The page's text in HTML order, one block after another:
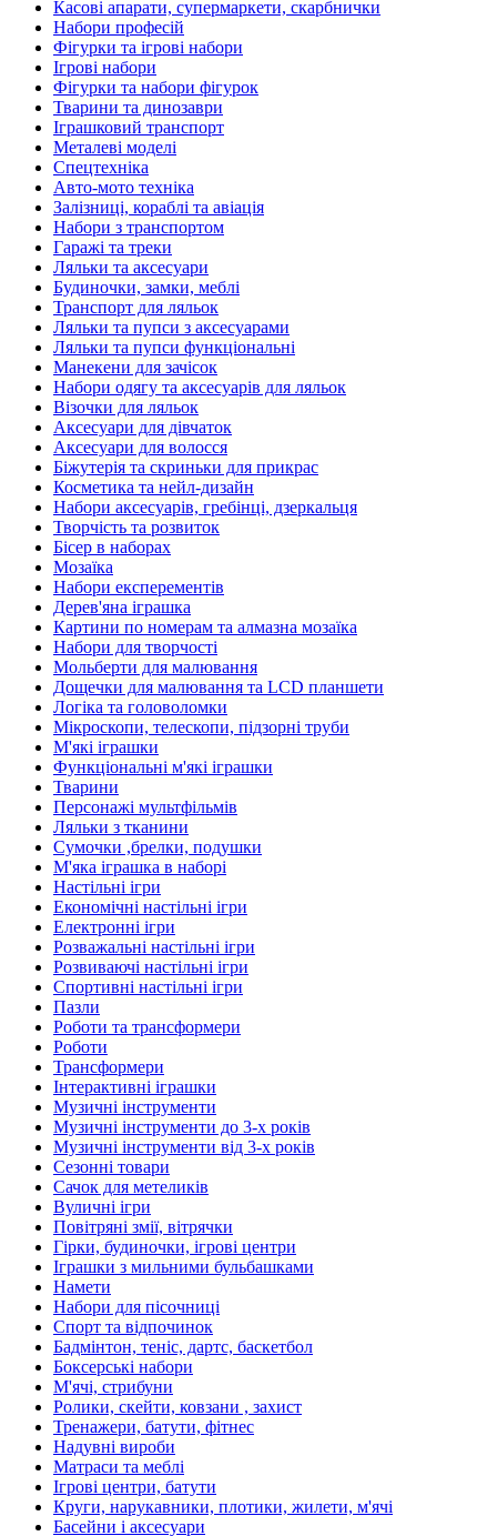
Касові апарати, супермаркети, скарбнички
Набори професій
Фігурки та ігрові набори
Ігрові набори
Фігурки та набори фігурок
Тварини та динозаври
Іграшковий транспорт
Металеві моделі
Спецтехніка
Авто-мото техніка
Залізниці, кораблі та авіація
Набори з транспортом
Гаражі та треки
Ляльки та аксесуари
Будиночки, замки, меблі
Транспорт для ляльок
Ляльки та пупси з аксесуарами
Ляльки та пупси функціональні
Манекени для зачісок
Набори одягу та аксесуарів для ляльок
Візочки для ляльок
Аксесуари для дівчаток
Аксесуари для волосся
Біжутерія та скриньки для прикрас
Косметика та нейл-дизайн
Набори аксесуарів, гребінці, дзеркальця
Творчість та розвиток
Бісер в наборах
Мозаїка
Набори експерементів
Дерев'яна іграшка
Картини по номерам та алмазна мозаїка
Набори для творчості
Мольберти для малювання
Дощечки для малювання та LCD планшети
Логіка та головоломки
Мікроскопи, телескопи, підзорні труби
М'які іграшки
Функціональні м'які іграшки
Тварини
Персонажі мультфільмів
Ляльки з тканини
Сумочки ,брелки, подушки
М'яка іграшка в наборі
Настільні ігри
Економічні настільні ігри
Електронні ігри
Розважальні настільні ігри
Розвиваючі настільні ігри
Спортивні настільні ігри
Пазли
Роботи та трансформери
Роботи
Трансформери
Інтерактивні іграшки
Музичні інструменти
Музичні інструменти до 3-х років
Музичні інструменти від 3-х років
Сезонні товари
Сачок для метеликів
Вуличні ігри
Повітряні змії, вітрячки
Гірки, будиночки, ігрові центри
Іграшки з мильними бульбашками
Намети
Набори для пісочниці
Спорт та відпочинок
Бадмінтон, теніс, дартс, баскетбол
Боксерські набори
М'ячі, стрибуни
Ролики, скейти, ковзани , захист
Тренажери, батути, фітнес
Надувні вироби
Матраси та меблі
Ігрові центри, батути
Круги, нарукавники, плотики, жилети, м'ячі
Басейни і аксесуари